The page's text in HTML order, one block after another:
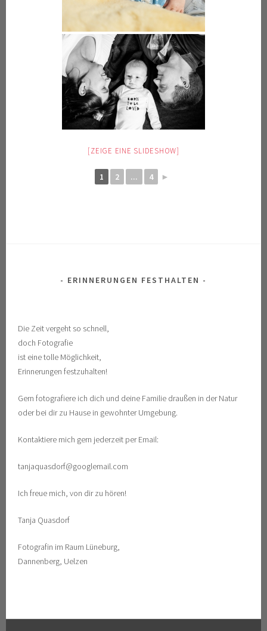
[ZEIGE EINE SLIDESHOW]
1 2 ... 4 ►
ERINNERUNGEN FESTHALTEN
Die Zeit vergeht so schnell,
doch Fotografie
ist eine tolle Möglichkeit,
Erinnerungen festzuhalten!
Gern fotografiere ich dich und deine Familie draußen in der Natur
oder bei dir zu Hause in gewohnter Umgebung.
Kontaktiere mich gern jederzeit per Email:
tanjaquasdorf@googlemail.com
Ich freue mich, von dir zu hören!
Tanja Quasdorf
Fotografin im Raum Lüneburg,
Dannenberg, Uelzen